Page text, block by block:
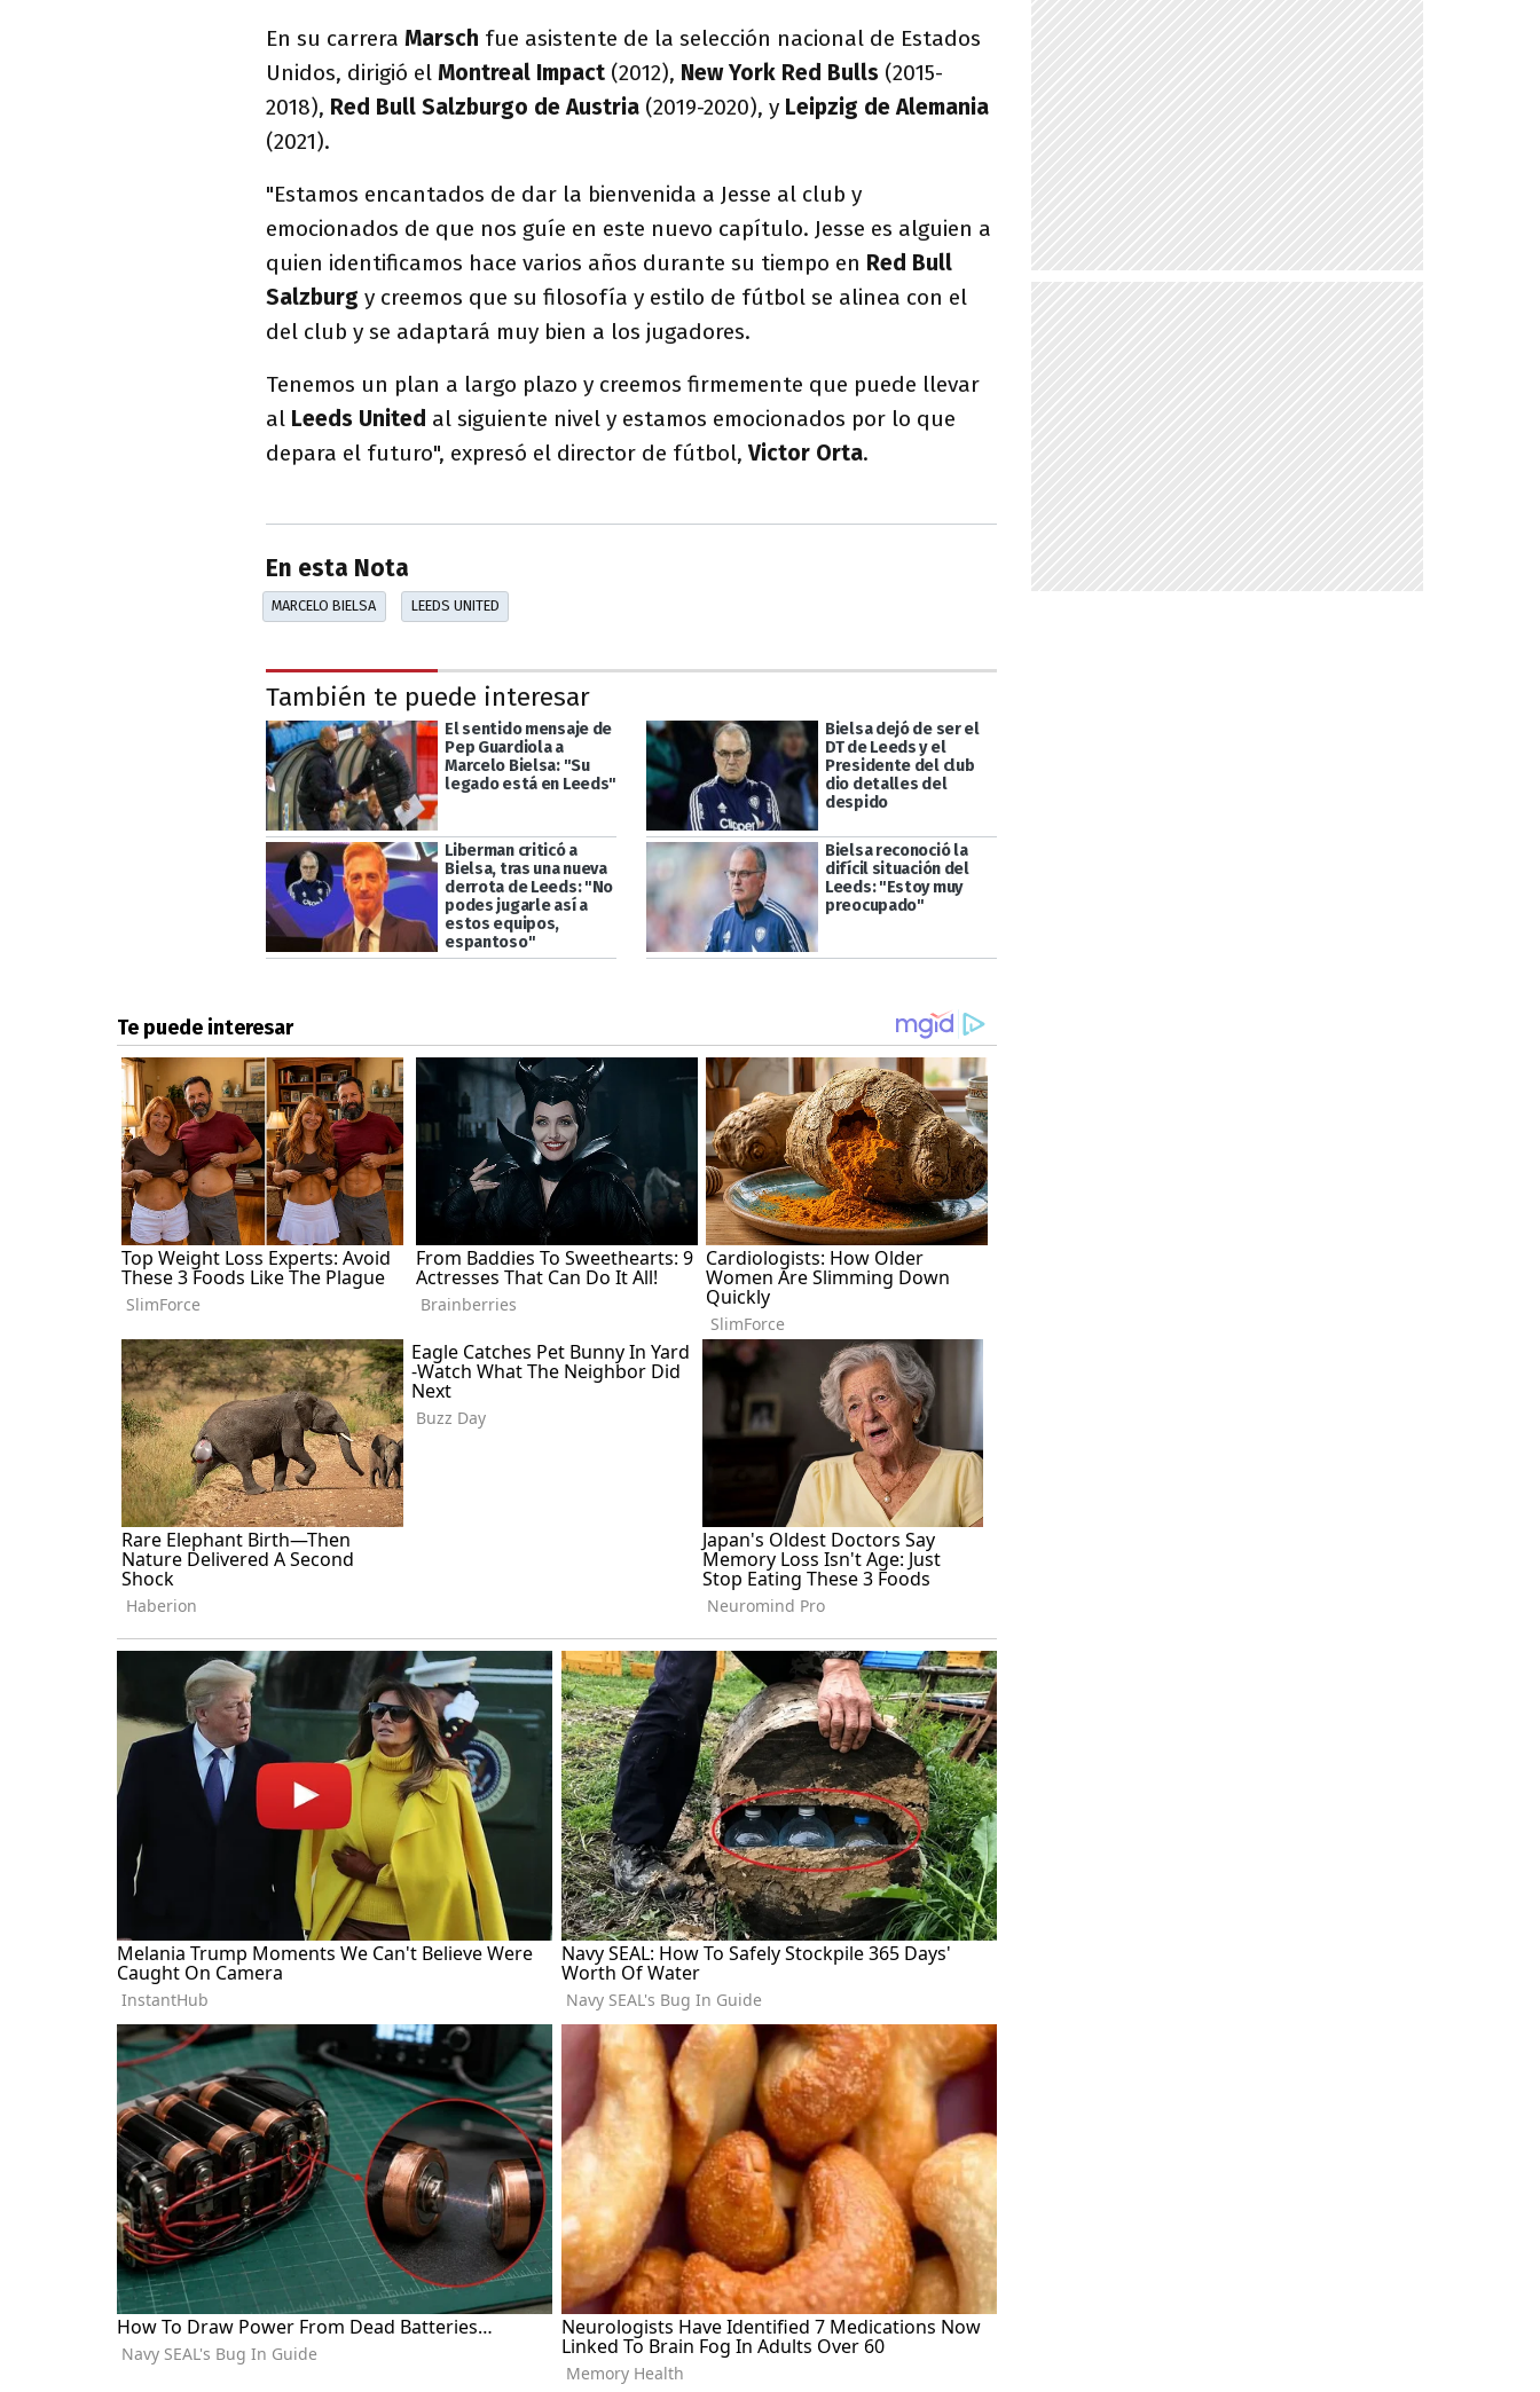
En su carrera Marsch fue asistente de la selección nacional de Estados
Unidos, dirigió el Montreal Impact (2012), New York Red Bulls (2015-
2018), Red Bull Salzburgo de Austria (2019-2020), y Leipzig de Alemania
(2021).
"Estamos encantados de dar la bienvenida a Jesse al club y
emocionados de que nos guíe en este nuevo capítulo. Jesse es alguien a
quien identificamos hace varios años durante su tiempo en Red Bull
Salzburg y creemos que su filosofía y estilo de fútbol se alinea con el
del club y se adaptará muy bien a los jugadores.
Tenemos un plan a largo plazo y creemos firmemente que puede llevar
al Leeds United al siguiente nivel y estamos emocionados por lo que
depara el futuro", expresó el director de fútbol,Victor Orta.
En esta Nota
MARCELO BIELSA LEEDS UNITED
También te puede interesar
El sentido mensaje de
Pep Guardiola a
Marcelo Bielsa: "Su
legado está en Leeds"
Bielsa dejó de ser el
DT de Leeds y el
Presidente del club
dio detalles del
despido
Liberman criticó a
Bielsa, tras una nueva
derrota de Leeds: "No
podes jugarle así a
estos equipos,
espantoso"
Bielsa reconoció la
difícil situación del
Leeds: "Estoy muy
preocupado"